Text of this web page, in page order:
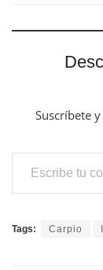
Suscríbete
Escribe tu correo
Tags: Carpio